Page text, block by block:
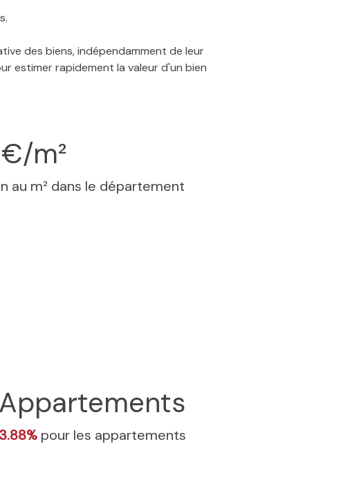
des biens, indépendamment de leur
estimer rapidement la valeur d'un bien
€/m²
au m² dans le département
Appartements
3.88% pour les appartements